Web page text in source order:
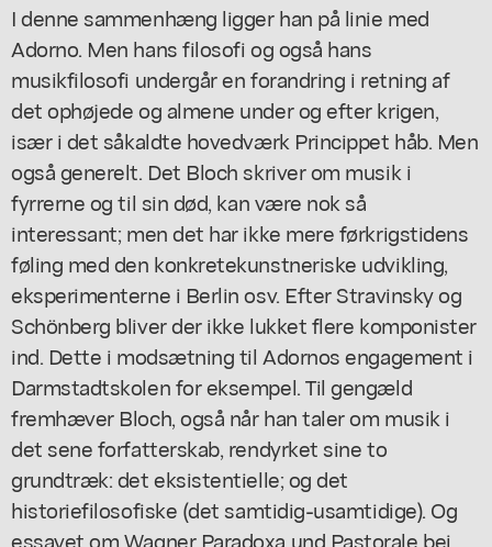
I denne sammenhæng ligger han på linie med
Adorno. Men hans filosofi og også hans
musikfilosofi undergår en forandring i retning af
det ophøjede og almene under og efter krigen,
især i det såkaldte hovedværk Princippet håb. Men
også generelt. Det Bloch skriver om musik i
fyrrerne og til sin død, kan være nok så
interessant; men det har ikke mere førkrigstidens
føling med den konkretekunstneriske udvikling,
eksperimenterne i Berlin osv. Efter Stravinsky og
Schönberg bliver der ikke lukket flere komponister
ind. Dette i modsætning til Adornos engagement i
Darmstadtskolen for eksempel. Til gengæld
fremhæver Bloch, også når han taler om musik i
det sene forfatterskab, rendyrket sine to
grundtræk: det eksistentielle; og det
historiefilosofiske (det samtidig-usamtidige). Og
essayet om Wagner Paradoxa und Pastorale bei